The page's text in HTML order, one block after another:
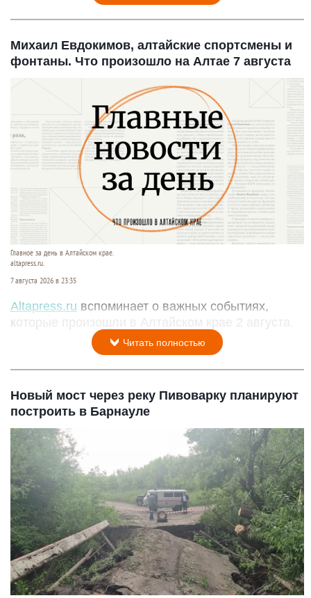
Михаил Евдокимов, алтайские спортсмены и
фонтаны. Что произошло на Алтае 7 августа
Главное за день в Алтайском крае.
altapress.ru.
7 августа 2026 в 23:35
Altapress.ru вспоминает о важных событиях,
которые произошли в Алтайском крае 2 августа.
Читать полностью
Новый мост через реку Пивоварку планируют
построить в Барнауле